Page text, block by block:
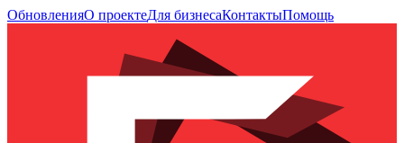
ОбновленияО проектеДля бизнесаКонтактыПомощь